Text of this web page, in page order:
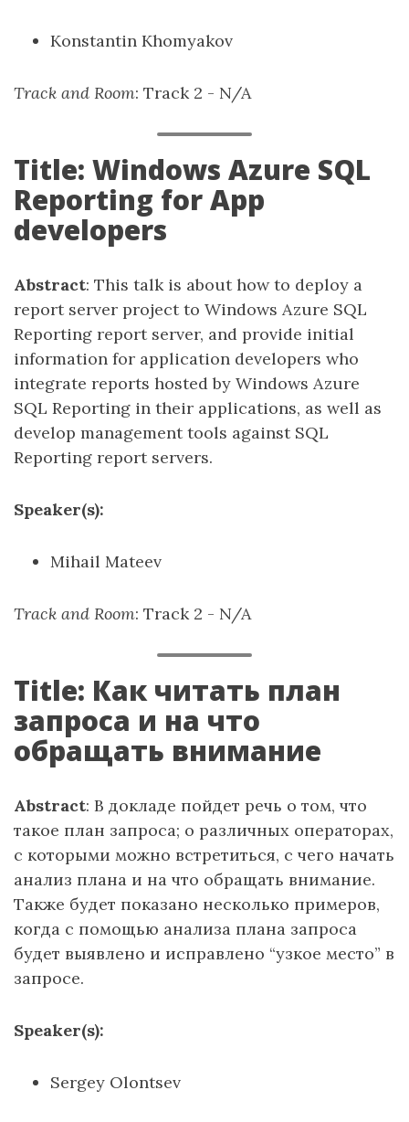
Konstantin Khomyakov
Track and Room: Track 2 - N/A
Title: Windows Azure SQL
Reporting for App
developers
Abstract: This talk is about how to deploy a
report server project to Windows Azure SQL
Reporting report server, and provide initial
information for application developers who
integrate reports hosted by Windows Azure
SQL Reporting in their applications, as well as
develop management tools against SQL
Reporting report servers.
Speaker(s):
Mihail Mateev
Track and Room: Track 2 - N/A
Title: Как читать план
запроса и на что
обращать внимание
Abstract: В докладе пойдет речь о том, что
такое план запроса; о различных операторах,
с которыми можно встретиться, с чего начать
анализ плана и на что обращать внимание.
Также будет показано несколько примеров,
когда с помощью анализа плана запроса
будет выявлено и исправлено “узкое место” в
запросе.
Speaker(s):
Sergey Olontsev